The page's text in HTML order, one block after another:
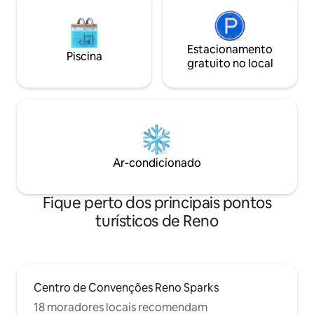
Piscina
Estacionamento
gratuito no local
Ar-condicionado
Fique perto dos principais pontos
turísticos de Reno
Centro de Convenções Reno Sparks
18 moradores locais recomendam